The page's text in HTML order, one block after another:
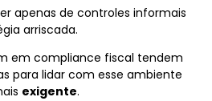
apenas de controles informais
arriscada.
em compliance fiscal tendem
para lidar com esse ambiente
exigente.